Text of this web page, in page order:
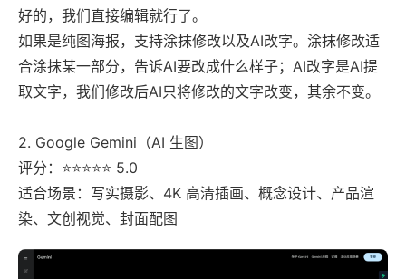
好的，我们直接编辑就行了。
如果是纯图海报，支持涂抹修改以及AI改字。涂抹修改适
合涂抹某一部分，告诉AI要改成什么样子；AI改字是AI提
取文字，我们修改后AI只将修改的文字改变，其余不变。
2. Google Gemini（AI 生图）
评分：⭐⭐⭐⭐⭐ 5.0
适合场景：写实摄影、4K 高清插画、概念设计、产品渲
染、文创视觉、封面配图